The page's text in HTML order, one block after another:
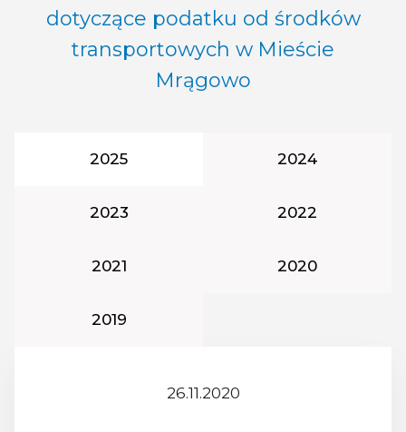
dotyczące podatku od środków
transportowych w Mieście
Mrągowo
Rok podatkowy:
2025 Rok podatkowy:
2024
Rok podatkowy:
2023 Rok podatkowy:
2022
Rok podatkowy:
2021 Rok podatkowy:
2020
Rok podatkowy:
2019
26.11.2020